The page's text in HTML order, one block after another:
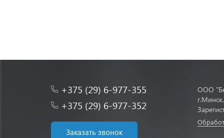
+375 (29) 6-977-355
+375 (29) 6-977-352
Заказать звонок
ООО